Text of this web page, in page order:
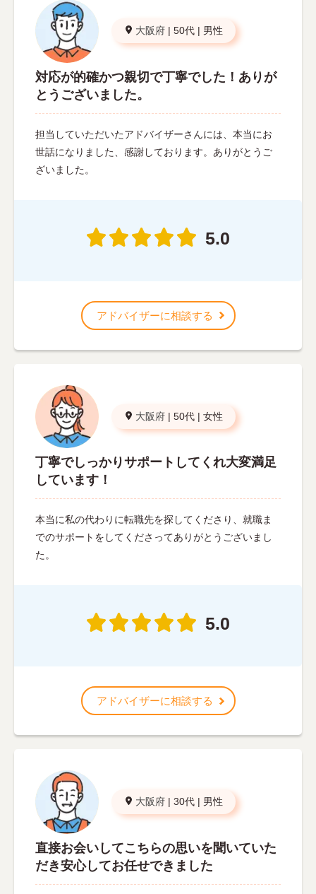
大阪府 | 50代 | 男性
対応が的確かつ親切で丁寧でした！ありが
とうございました。
担当していただいたアドバイザーさんには、本当にお
世話になりました、感謝しております。ありがとうご
ざいました。
5.0
アドバイザーに相談する
大阪府 | 50代 | 女性
丁寧でしっかりサポートしてくれ大変満足
しています！
本当に私の代わりに転職先を探してくださり、就職ま
でのサポートをしてくださってありがとうございまし
た。
5.0
アドバイザーに相談する
大阪府 | 30代 | 男性
直接お会いしてこちらの思いを聞いていた
だき安心してお任せできました